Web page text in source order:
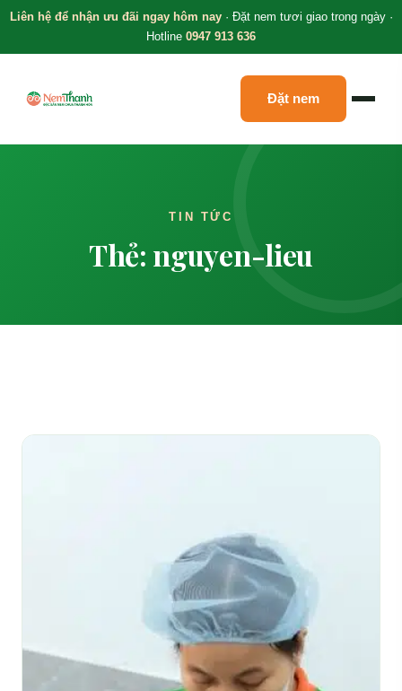
Liên hệ để nhận ưu đãi ngay hôm nay· Đặt nem tươi giao trong ngày ·
Hotline 0947 913 636
Đặt nem
TIN TỨC
Thẻ: nguyen-lieu